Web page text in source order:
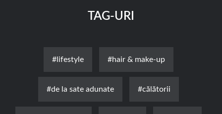
TAG-URI
#lifestyle #hair & make-up
#de la sate adunate #călătorii